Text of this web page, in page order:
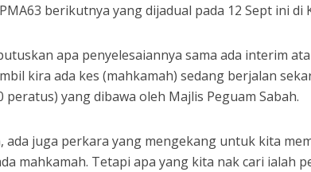
berikutnya yang dijadual pada 12 Sept ini di
apa penyelesaiannya sama ada interim
kira ada kes (mahkamah) sedang berjalan
yang dibawa oleh Majlis Peguam Sabah.
ada juga perkara yang mengekang untuk kita
mahkamah. Tetapi apa yang kita nak cari ialah